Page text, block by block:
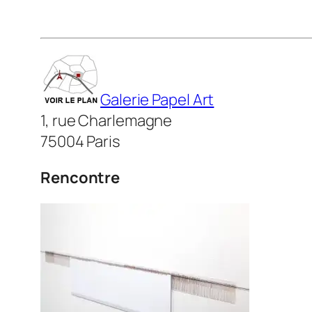
Galerie Papel Art
1, rue Charlemagne
75004 Paris
Rencontre